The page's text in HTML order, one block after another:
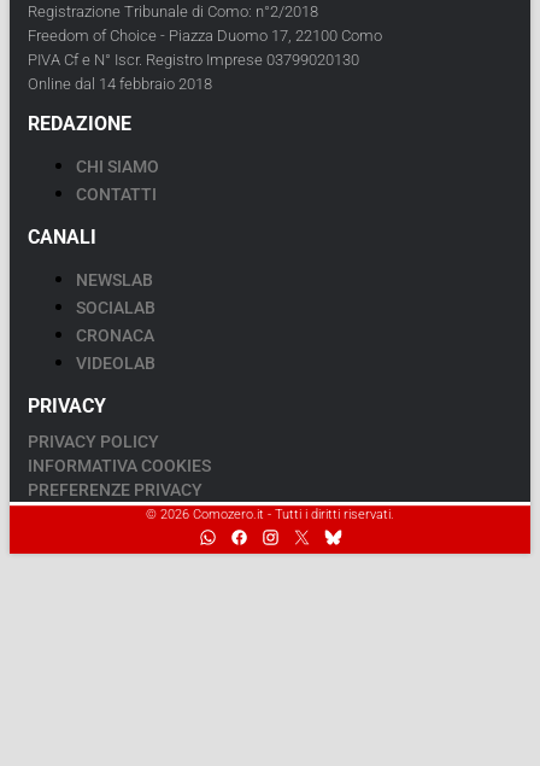
Registrazione Tribunale di Como: n°2/2018
Freedom of Choice - Piazza Duomo 17, 22100 Como
PIVA Cf e N° Iscr. Registro Imprese 03799020130
Online dal 14 febbraio 2018
REDAZIONE
CHI SIAMO
CONTATTI
CANALI
NEWSLAB
SOCIALAB
CRONACA
VIDEOLAB
PRIVACY
PRIVACY POLICY
INFORMATIVA COOKIES
PREFERENZE PRIVACY
© 2026 Comozero.it - Tutti i diritti riservati.